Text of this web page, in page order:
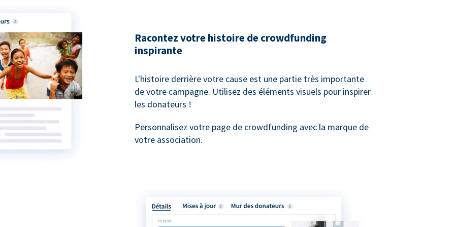
Racontez votre histoire de crowdfunding
inspirante
L'histoire derrière votre cause est une partie très importante
de votre campagne. Utilisez des éléments visuels pour inspirer
les donateurs !
Personnalisez votre page de crowdfunding avec la marque de
votre association.